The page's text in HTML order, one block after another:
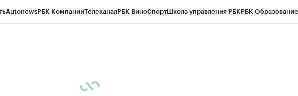
AutonewsРБК КомпанииТелеканалРБК ВиноСпортШкола управления РБКРБК Образование